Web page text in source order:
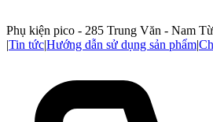
Phụ kiện pico - 285 Trung Văn - Nam
|Tin tức|Hướng dẫn sử dụng sản phẩm|